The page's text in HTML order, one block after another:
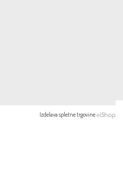
Izdelava spletne trgovine